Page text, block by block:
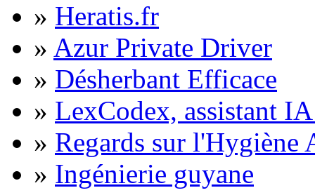
» Heratis.fr
» Azur Private Driver
» Désherbant Efficace
» LexCodex, assistant
» Regards sur l'Hygiène
» Ingénierie guyane